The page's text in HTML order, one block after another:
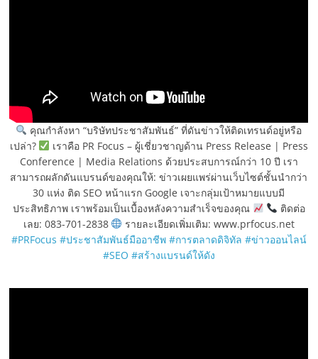
คุณกำลังหา “บริษัทประชาสัมพันธ์” ที่ดันข่าวให้ติดเทรนด์อยู่หรือ
เปล่า?
เราคือ PR Focus – ผู้เชี่ยวชาญด้าน Press Release | Press
Conference | Media Relations ด้วยประสบการณ์กว่า 10 ปี เรา
สามารถผลักดันแบรนด์ของคุณให้: ข่าวเผยแพร่ผ่านเว็บไซต์ชั้นนำกว่า
30 แห่ง ติด SEO หน้าแรก Google เจาะกลุ่มเป้าหมายแบบมี
ประสิทธิภาพ เราพร้อมเป็นเบื้องหลังความสำเร็จของคุณ
ติดต่อ
เลย: 083-701-2838
รายละเอียดเพิ่มเติม: www.prfocus.net
#PRFocus #ประชาสัมพันธ์มืออาชีพ #การตลาดดิจิทัล #ข่าวออนไลน์
#SEO #สร้างแบรนด์ให้ดัง